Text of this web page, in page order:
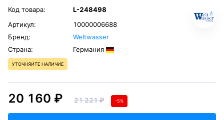
Код товара:
L-248498
Артикул:
10000006688
Бренд:
Weltwasser
Страна:
Германия
УТОЧНЯЙТЕ НАЛИЧИЕ
20 160 ₽ 21 221 ₽ -5%